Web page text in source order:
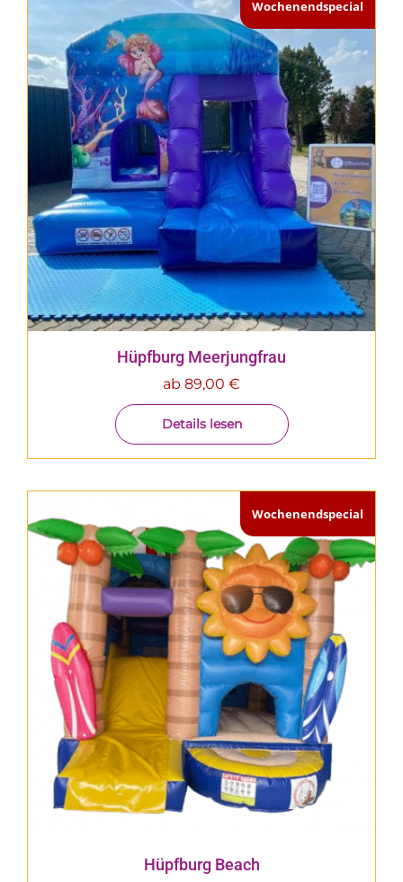
Wochenendspecial
Hüpfburg Meerjungfrau
ab 89,00 €
Details lesen
Wochenendspecial
Hüpfburg Beach